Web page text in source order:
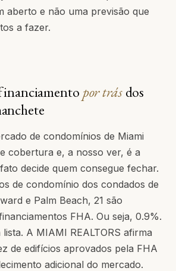
aberto e não uma previsão que
a fazer.
por trásdos
de condomínios de Miami
cobertura e, a nosso ver, é a
decide quem consegue fechar.
de condomínio dos condados de
e Palm Beach, 21 são
FHA. Ou seja, 0.9%.
A MIAMI REALTORS afirma
de edifícios aprovados pela FHA
adicional do mercado.